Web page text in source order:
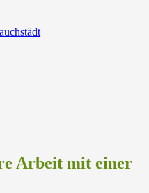
Arbeit mit einer